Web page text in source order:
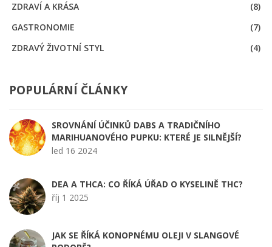
ZDRAVÍ A KRÁSA
(8)
GASTRONOMIE
(7)
ZDRAVÝ ŽIVOTNÍ STYL
(4)
POPULÁRNÍ ČLÁNKY
SROVNÁNÍ ÚČINKŮ DABS A TRADIČNÍHO
MARIHUANOVÉHO PUPKU: KTERÉ JE SILNĚJŠÍ?
led 16 2024
DEA A THCA: CO ŘÍKÁ ÚŘAD O KYSELINĚ THC?
říj 1 2025
JAK SE ŘÍKÁ KONOPNÉMU OLEJI V SLANGOVÉ